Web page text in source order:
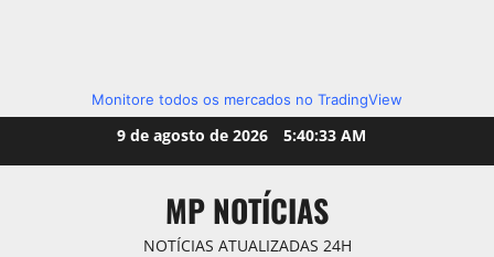
Monitore todos os mercados no TradingView
9 de agosto de 2026 5:40:35 AM
MP NOTÍCIAS
NOTÍCIAS ATUALIZADAS 24H